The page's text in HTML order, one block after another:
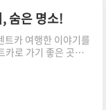
키즈카페 네이처스
페와는 차원이 다른
수 있는 테마 네이처
연과 교감할 수 있는
이에요. 일반적인
에만 의존하지 않고
듯한 경..
숨은 명소!
트카 여행한 이야기를
카로 가기 좋은 곳들
:) 다만 이번 포스팅
한 옥스퍼드나 코
어있는 현지인 찐
중해주세요:)숨은